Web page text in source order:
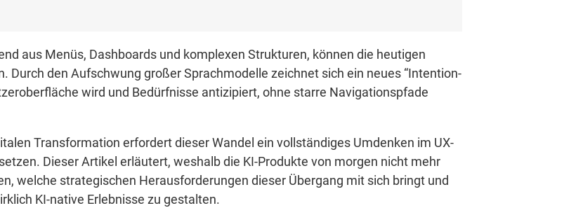
aus Menüs, Dashboards und komplexen Strukturen, können die heutigen
Durch den Aufschwung großer Sprachmodelle zeichnet sich ein neues “Intention-
wird und Bedürfnisse antizipiert, ohne starre Navigationspfade
Transformation erfordert dieser Wandel ein vollständiges Umdenken im UX-
Dieser Artikel erläutert, weshalb die KI-Produkte von morgen nicht mehr
welche strategischen Herausforderungen dieser Übergang mit sich bringt und
KI-native Erlebnisse zu gestalten.